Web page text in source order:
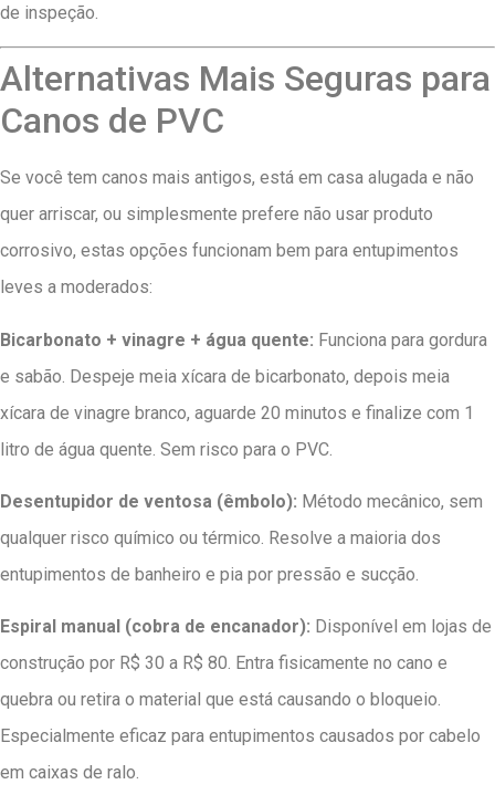
de inspeção.
Alternativas Mais Seguras para
Canos de PVC
Se você tem canos mais antigos, está em casa alugada e não
quer arriscar, ou simplesmente prefere não usar produto
corrosivo, estas opções funcionam bem para entupimentos
leves a moderados:
Bicarbonato + vinagre + água quente: Funciona para gordura
e sabão. Despeje meia xícara de bicarbonato, depois meia
xícara de vinagre branco, aguarde 20 minutos e finalize com 1
litro de água quente. Sem risco para o PVC.
Desentupidor de ventosa (êmbolo): Método mecânico, sem
qualquer risco químico ou térmico. Resolve a maioria dos
entupimentos de banheiro e pia por pressão e sucção.
Espiral manual (cobra de encanador): Disponível em lojas de
construção por R$ 30 a R$ 80. Entra fisicamente no cano e
quebra ou retira o material que está causando o bloqueio.
Especialmente eficaz para entupimentos causados por cabelo
em caixas de ralo.